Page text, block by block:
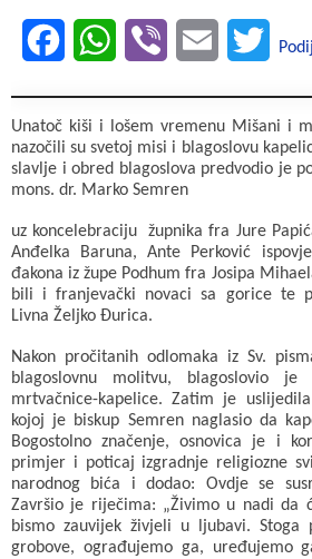
c
e
o
o
a
t
A
p
b
e
a
i
i
t
e
r
Unatoč kiši i lošem vremenu Mišani i
nazočili su svetoj misi i blagoslovu
slavlje i obred blagoslova predvodio je
mons. dr. Marko Semren
uz koncelebraciju župnika fra Jure
Anđelka Baruna, Ante Perković
đakona iz župe Podhum fra Josipa
bili i franjevački novaci sa gorice te
Livna Željko Đurica.
Nakon pročitanih odlomaka iz Sv.
blagoslovnu molitvu, blagoslovio
mrtvačnice-kapelice. Zatim je
kojoj je biskup Semren naglasio da
Bogostolno značenje, osnovica je i
primjer i poticaj izgradnje religiozne
narodnog bića i dodao: Ovdje se
Završio je riječima: „Živimo u nadi da
bismo zauvijek živjeli u ljubavi.
grobove, ograđujemo ga, uređujemo